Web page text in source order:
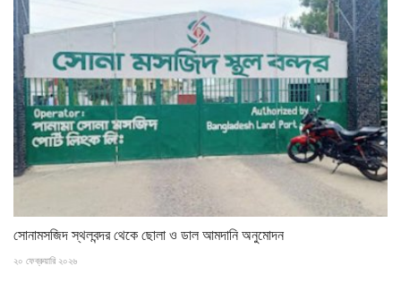
সোনামসজিদ স্থলবন্দর থেকে ছোলা ও ডাল আমদানি অনুমোদন
২০ ফেব্রুয়ারি ২০২৬